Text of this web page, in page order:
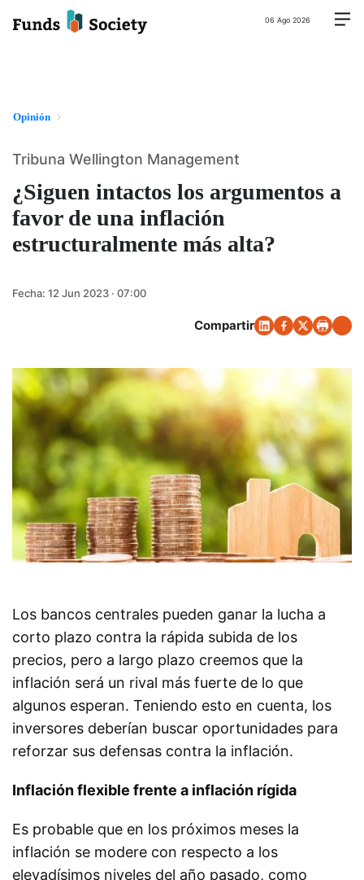
06 Ago 2026
Opinión
¿Siguen intactos los argumentos a
favor de una inflación
estructuralmente más alta?
Tribuna Wellington Management
Fecha: 12 Jun 2023 · 07:00
Compartir
Los bancos centrales pueden ganar la lucha a
corto plazo contra la rápida subida de los
precios, pero a largo plazo creemos que la
inflación será un rival más fuerte de lo que
algunos esperan. Teniendo esto en cuenta, los
inversores deberían buscar oportunidades para
reforzar sus defensas contra la inflación.
Inflación flexible frente a inflación rígida
Es probable que en los próximos meses la
inflación se modere con respecto a los
elevadísimos niveles del año pasado, como